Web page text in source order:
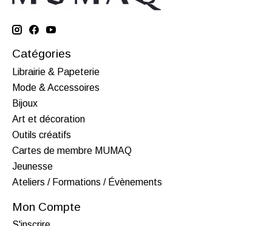
Catégories
Librairie & Papeterie
Mode & Accessoires
Bijoux
Art et décoration
Outils créatifs
Cartes de membre MUMAQ
Jeunesse
Ateliers / Formations / Évènements
Mon Compte